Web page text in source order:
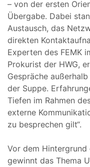
– von der ersten
Übergabe. Dabei
Austausch, das
direkten
Experten des FEMK
Prokurist der HWG,
Gespräche
der Suppe.
Tiefen im Rahmen
externe
zu besprechen gilt“.
Vor dem Hintergrund
gewinnt das Thema